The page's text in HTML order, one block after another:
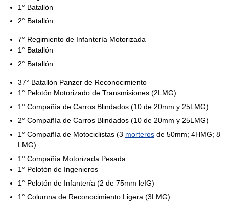
1° Batallón
2° Batallón
7° Regimiento de Infantería Motorizada
1° Batallón
2° Batallón
37° Batallón Panzer de Reconocimiento
1° Pelotón Motorizado de Transmisiones (2LMG)
1° Compañía de Carros Blindados (10 de 20mm y 25LMG)
2° Compañía de Carros Blindados (10 de 20mm y 25LMG)
1° Compañía de Motociclistas (3 morteros de 50mm; 4HMG; 8
LMG)
1° Compañía Motorizada Pesada
1° Pelotón de Ingenieros
1° Pelotón de Infantería (2 de 75mm leIG)
1° Columna de Reconocimiento Ligera (3LMG)